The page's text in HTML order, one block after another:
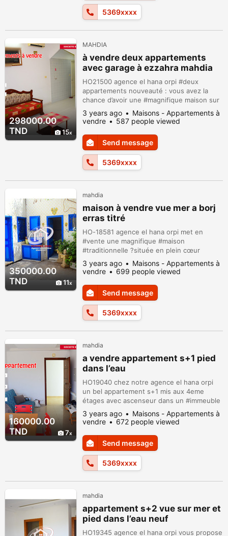
bien équipée . deux chambres à coucher ;
sall...
5369xxxx
298000.00
TND
15
MAHDIA
à vendre deux appartements
avec garage à ezzahra mahdia
HO21500 agence el hana orpi #deux
appartements nouveauté : vous avez la
chance d’avoir une #magnifique maison sur
deux niveaux située dans un quartier très
calme? à ezzahra mahdia avec un bon
entourage à quelque pas de la #mer ?
Parfaitement ensoleillée et en parfait état;
bien entretenue et trés propre, Ce sublime
bien a été bâti sur un #terrain de 111m² et...
3 years ago
Maisons - Appartements à
vendre
587 people viewed
Send message
5369xxxx
350000.00
TND
11
mahdia
maison à vendre vue mer a borj
erras titré
HO-18581 agence el hana orpi met en
#vente une magnifique #maison
#traditionnelle ?située en plein cœur
#borjerras #mahdia proche de la #mer avec
un style traditionnelle elle est composée d’
: Un patio bien large un séjour lumineux 3
chambres a coucher . Une cuisine Salle de
bain métrage:220m² Prix: 350000 mille
dinars pour plus d’informations merci de
conta...
3 years ago
Maisons - Appartements à
vendre
699 people viewed
Send message
5369xxxx
160000.00
TND
7
mahdia
a vendre appartement s+1 pied
dans l’eau
HO19040 chez notre agence el hana orpi
un bel appartement s+1 mis aux 4eme
étages avec ascenseur dans un #immeuble
? pied dans l’eau? ; cet appartement est
composé d’un : joli salon ouvert sur #balcon
. chambre à coucher Kitchenette équipée
salle d’eau *métrage : 60 m² . **#Prix : 160
mille dinars ? . pour plus d’informations
merci de contacter l’#agence sur...
3 years ago
Maisons - Appartements à
vendre
672 people viewed
Send message
5369xxxx
mahdia
appartement s+2 vue sur mer et
pied dans l’eau neuf
HO19345 agence el hana orpi vous propose